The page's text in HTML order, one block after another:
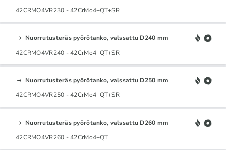
42CRMO4VR230 - 42CrMo4+QT+SR
Nuorrutusteräs pyörötanko, valssattu D240 mm
42CRMO4VR240 - 42CrMo4+QT+SR
Nuorrutusteräs pyörötanko, valssattu D250 mm
42CRMO4VR250 - 42CrMo4+QT+SR
Nuorrutusteräs pyörötanko, valssattu D260 mm
42CRMO4VR260 - 42CrMo4+QT